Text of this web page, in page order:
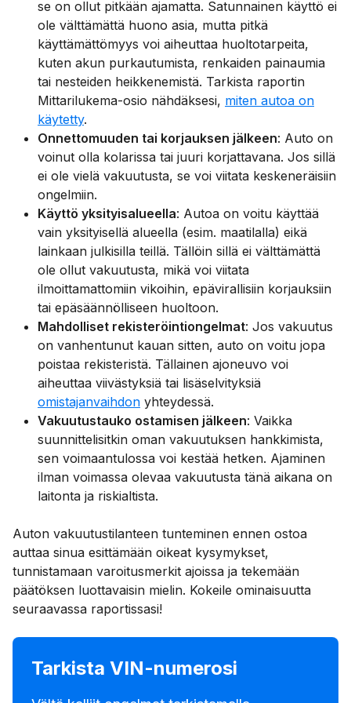
se on ollut pitkään ajamatta. Satunnainen käyttö ei
ole välttämättä huono asia, mutta pitkä
käyttämättömyys voi aiheuttaa huoltotarpeita,
kuten akun purkautumista, renkaiden painaumia
tai nesteiden heikkenemistä. Tarkista raportin
Mittarilukema-osio nähdäksesi, miten autoa on
käytetty.
Onnettomuuden tai korjauksen jälkeen: Auto on
voinut olla kolarissa tai juuri korjattavana. Jos sillä
ei ole vielä vakuutusta, se voi viitata keskeneräisiin
ongelmiin.
Käyttö yksityisalueella: Autoa on voitu käyttää
vain yksityisellä alueella (esim. maatilalla) eikä
lainkaan julkisilla teillä. Tällöin sillä ei välttämättä
ole ollut vakuutusta, mikä voi viitata
ilmoittamattomiin vikoihin, epävirallisiin korjauksiin
tai epäsäännölliseen huoltoon.
Mahdolliset rekisteröintiongelmat: Jos vakuutus
on vanhentunut kauan sitten, auto on voitu jopa
poistaa rekisteristä. Tällainen ajoneuvo voi
aiheuttaa viivästyksiä tai lisäselvityksiä
omistajanvaihdon yhteydessä.
Vakuutustauko ostamisen jälkeen: Vaikka
suunnittelisitkin oman vakuutuksen hankkimista,
sen voimaantulossa voi kestää hetken. Ajaminen
ilman voimassa olevaa vakuutusta tänä aikana on
laitonta ja riskialtista.
Auton vakuutustilanteen tunteminen ennen ostoa
auttaa sinua esittämään oikeat kysymykset,
tunnistamaan varoitusmerkit ajoissa ja tekemään
päätöksen luottavaisin mielin. Kokeile ominaisuutta
seuraavassa raportissasi!
Tarkista VIN-numerosi